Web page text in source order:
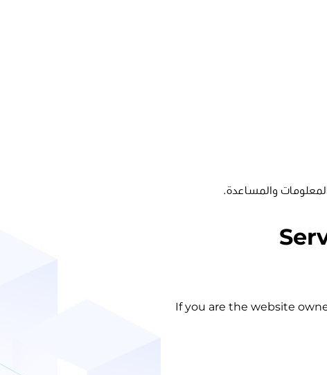
والمساعدة.
If you are the website